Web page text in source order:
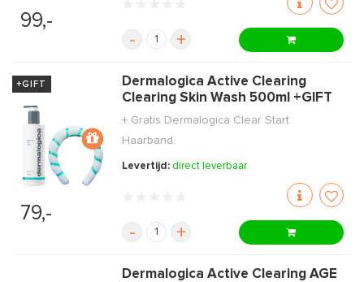
99,-
- +
+GIFT
79,-
Dermalogica Active Clearing
Clearing Skin Wash 500ml +GIFT
+ Gratis Dermalogica Clear Start
Haarband.
Levertijd: direct leverbaar
- +
Dermalogica Active Clearing AGE